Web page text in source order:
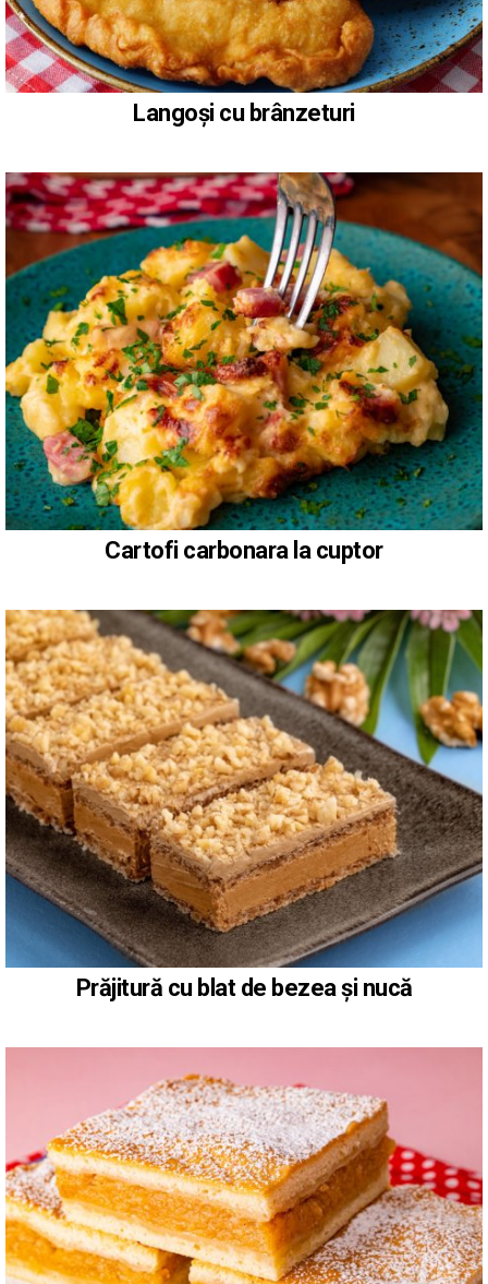
Langoși cu brânzeturi
Cartofi carbonara la cuptor
Prăjitură cu blat de bezea și nucă